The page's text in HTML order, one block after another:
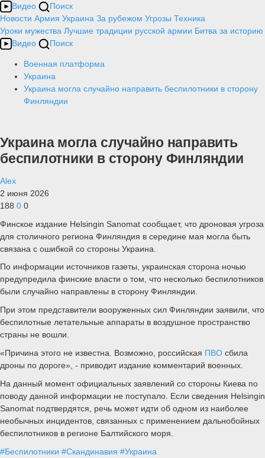
Видео
Поиск
Новости Армия Украина За рубежом Угрозы Техника
Уроки мужества Лучшие традиции русской армии Битва за историю
Видео
Поиск
Военная платформа
Украина
Украина могла случайно направить беспилотники в сторону
Финляндии
Украина могла случайно направить
беспилотники в сторону Финляндии
Alex
2 июня 2026
188 0 0
Финское издание Helsingin Sanomat сообщает, что дроновая угроза
для столичного региона Финляндия в середине мая могла быть
связана с ошибкой со стороны Украина.
По информации источников газеты, украинская сторона ночью
предупредила финские власти о том, что несколько беспилотников
были случайно направлены в сторону Финляндии.
При этом представители вооруженных сил Финляндии заявили, что
беспилотные летательные аппараты в воздушное пространство
страны не вошли.
«Причина этого не известна. Возможно, российская ПВО сбила
дроны по дороге», - приводит издание комментарий военных.
На данный момент официальных заявлений со стороны Киева по
поводу данной информации не поступало. Если сведения Helsingin
Sanomat подтвердятся, речь может идти об одном из наиболее
необычных инцидентов, связанных с применением дальнобойных
беспилотников в регионе Балтийского моря.
#Беспилотники #Скандинавия #Украина